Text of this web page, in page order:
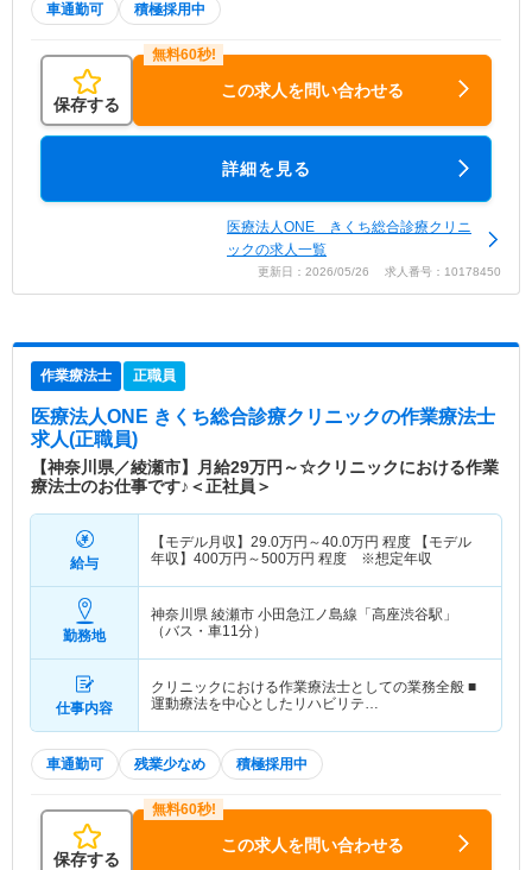
車通勤可 積極採用中
保存する
この求人を問い合わせる
詳細を見る
医療法人ONE きくち総合診療クリニ
ックの求人一覧
更新日：2026/05/26 求人番号：10178450
作業療法士 正職員
医療法人ONE きくち総合診療クリニックの作業療法士
求人(正職員)
【神奈川県／綾瀬市】月給29万円～☆クリニックにおける作業
療法士のお仕事です♪＜正社員＞
給与
【モデル月収】 29.0万円～40.0万円 程度 【モデル
年収】 400万円～500万円 程度 ※想定年収
勤務地
神奈川県 綾瀬市 小田急江ノ島線「高座渋谷駅」
（バス・車11分）
仕事内容
クリニックにおける作業療法士としての業務全般 ■
運動療法を中心としたリハビリテ…
車通勤可 残業少なめ 積極採用中
保存する
この求人を問い合わせる